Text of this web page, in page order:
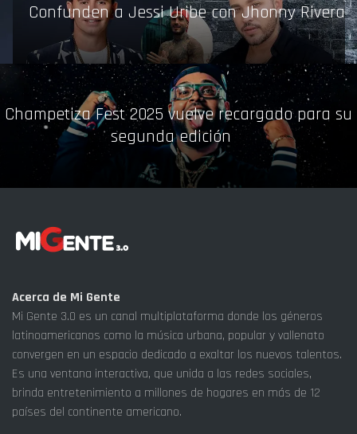
Confunden a Jessi Uribe con Jhonny Rivera
Champetiza Fest 2025 vuelve recargado para su
segunda edición
Acerca de Mi Gente
Mi Gente 3.0 es un canal multiplataforma donde los géneros
latinoamericanos como la música urbana, popular y vallenato
convergen en un espacio dedicado a exaltar los nuevos talentos.
Es una ventana interactiva, que unida a las redes sociales,
brinda entretenimiento a millones de hogares en más de 12
países del continente americano.